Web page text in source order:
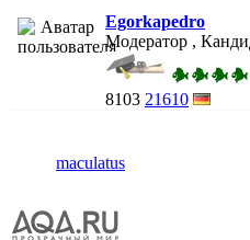
Egorkapedro
Модератор ,
8103 21610
maculatus